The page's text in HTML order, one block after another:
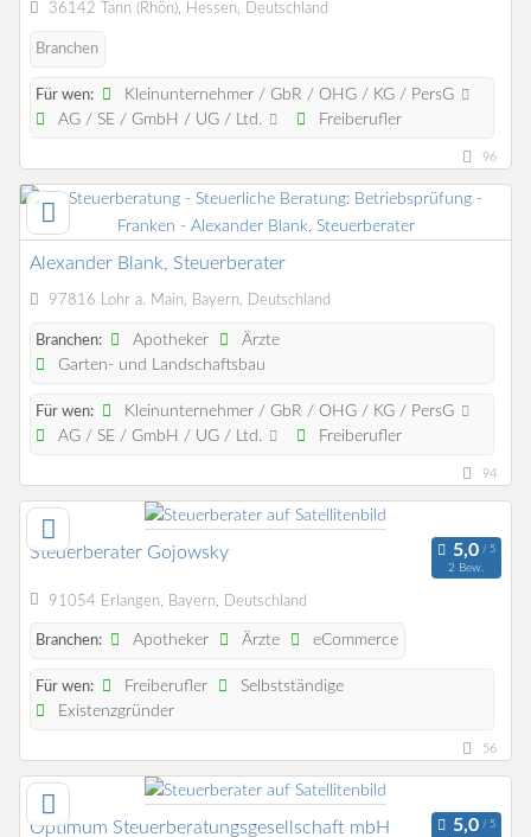
36142 Tann (Rhön), Hessen, Deutschland
Branchen
Für wen:
Kleinunternehmer / GbR / OHG / KG / PersG
AG / SE / GmbH / UG / Ltd.
Freiberufler
96
Alexander Blank, Steuerberater
97816 Lohr a. Main, Bayern, Deutschland
Branchen: Apotheker
Ärzte
Garten- und Landschaftsbau
Für wen:
Kleinunternehmer / GbR / OHG / KG / PersG
AG / SE / GmbH / UG / Ltd.
Freiberufler
94
Steuerberater Gojowsky
2 Bew.
91054 Erlangen, Bayern, Deutschland
Branchen: Apotheker Ärzte eCommerce
Für wen: Freiberufler
Selbstständige
Existenzgründer
56
Optimum Steuerberatungsgesellschaft mbH